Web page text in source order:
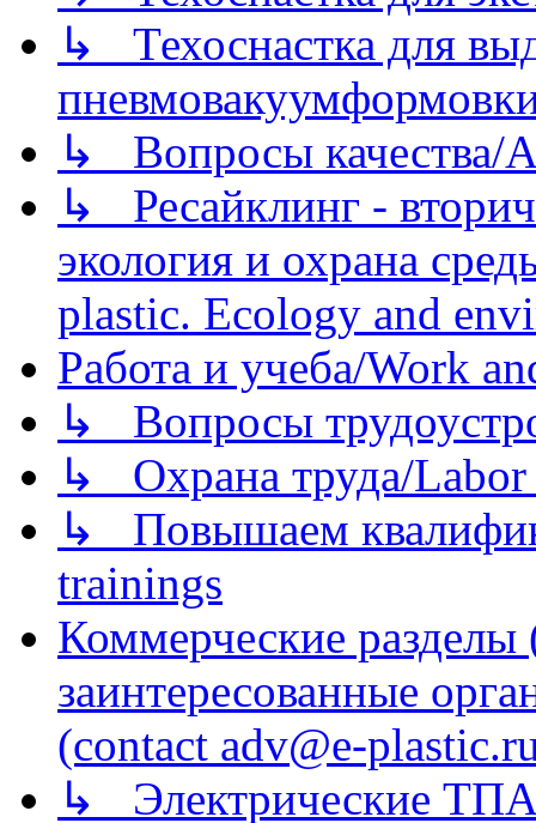
↳ Техоснастка для
↳ Вопросы качества/
↳ Ресайклинг -
экология и охрана
plastic. Ecology and
Работа и учеба/Work
↳ Вопросы
↳ Охрана труда/Labor
↳ Повышаем
trainings
Коммерческие
заинтересованные
(contact adv@e-
↳ Электрические